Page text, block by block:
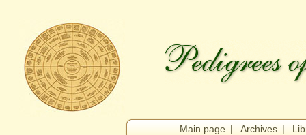
Main page | Archives |